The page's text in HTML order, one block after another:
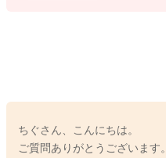
ちぐさん、こんにちは。
ご質問ありがとうございます。